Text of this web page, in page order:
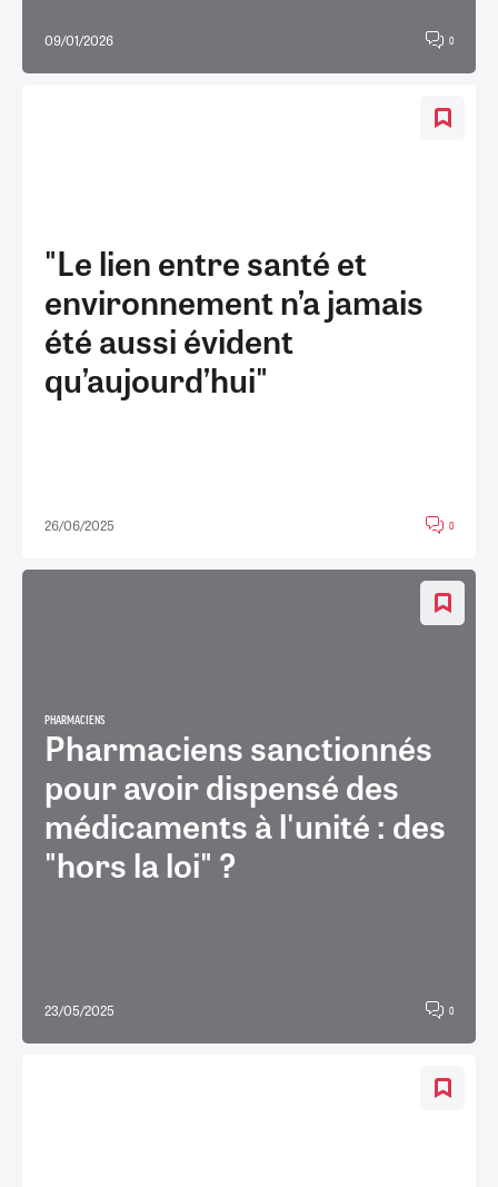
09/01/2026 0
"Le lien entre santé et
environnement n’a jamais
été aussi évident
qu’aujourd’hui"
26/06/2025 0
PHARMACIENS
Pharmaciens sanctionnés
pour avoir dispensé des
médicaments à l'unité : des
"hors la loi" ?
23/05/2025 0